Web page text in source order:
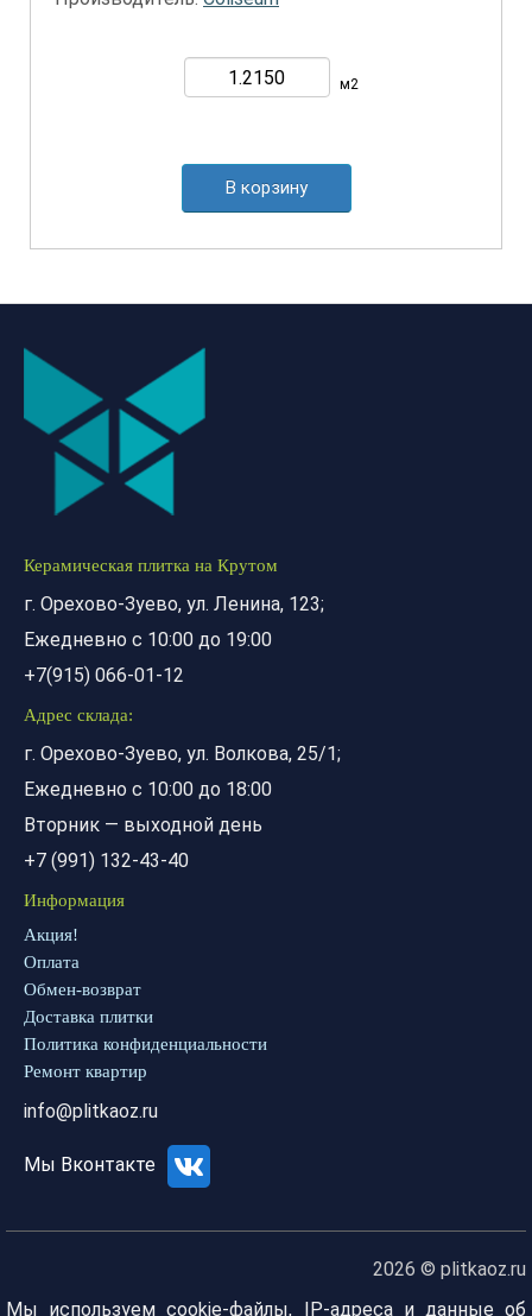
м2
В корзину
Керамическая плитка на Крутом
г. Орехово-Зуево, ул. Ленина, 123;
Ежедневно с 10:00 до 19:00
+7(915) 066-01-12
Адрес склада:
г. Орехово-Зуево, ул. Волкова, 25/1;
Ежедневно с 10:00 до 18:00
Вторник — выходной день
+7 (991) 132-43-40
Информация
Акция!
Оплата
Обмен-возврат
Доставка плитки
Политика конфиденциальности
Ремонт квартир
info@plitkaoz.ru
Мы Вконтакте
2026 © plitkaoz.ru
Мы используем cookie-файлы, IP-адреса и данные об